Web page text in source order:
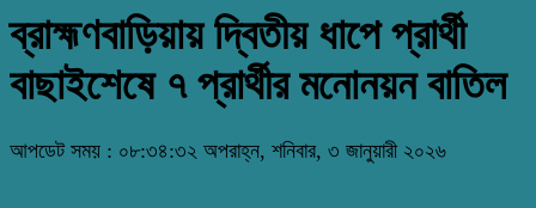
ব্রাহ্মণবাড়িয়ায় দ্বিতীয় ধাপে প্রার্থী
বাছাইশেষে ৭ প্রার্থীর মনোনয়ন বাতিল
আপডেট সময় : ০৮:৩৪:৩২ অপরাহ্ন, শনিবার, ৩ জানুয়ারী ২০২৬